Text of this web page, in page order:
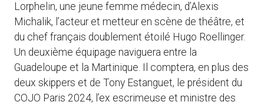
Lorphelin, une jeune femme médecin, d’Alexis
Michalik, l’acteur et metteur en scène de théâtre, et
du chef français doublement étoilé Hugo Roellinger.
Un deuxième équipage naviguera entre la
Guadeloupe et la Martinique. Il comptera, en plus des
deux skippers et de Tony Estanguet, le président du
COJO Paris 2024, l’ex escrimeuse et ministre des